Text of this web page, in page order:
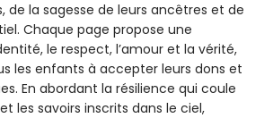
de la sagesse de leurs ancêtres et de
Chaque page propose une
le respect, l’amour et la vérité,
les enfants à accepter leurs dons et
En abordant la résilience qui coule
les savoirs inscrits dans le ciel,